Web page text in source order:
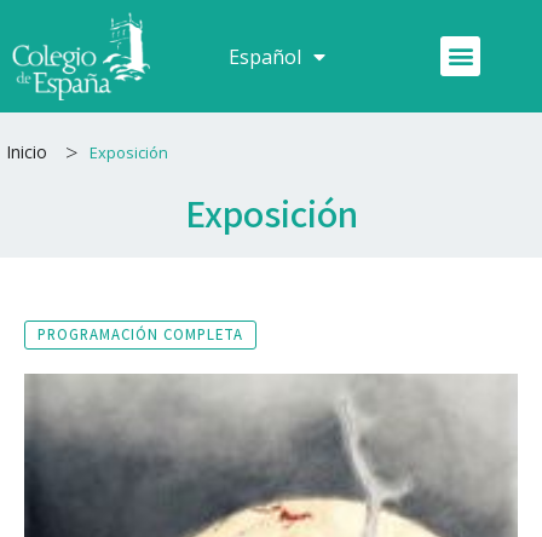
al
contenido
Español
Français Menú
Inicio > Exposición
Exposición
PROGRAMACIÓN COMPLETA